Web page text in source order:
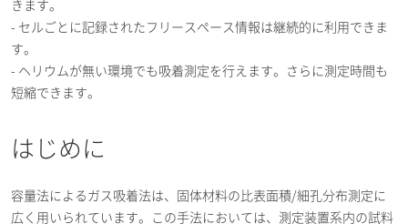
きます。
- セルごとに記録されたフリースペース情報は継続的に利用できま
す。
- ヘリウムが無い環境でも吸着測定を行えます。さらに測定時間も
はじめに
容量法によるガス吸着法は、固体材料の比表面積/細孔分布測定に
広く用いられています。この手法においては、測定装置系内の試料